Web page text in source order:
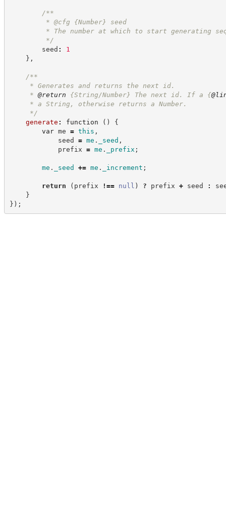
/**
* @cfg {Number}
seed
* The number at which to start generating
*/
seed :
1
} ,
/**
* Generates and returns the next id.
* @return {String/Number} The next id. If a {
* a String, otherwise returns a Number.
*/
generate : function ( )
{
var me = this ,
seed = me . _seed ,
prefix = me . _prefix ;
me . _seed += me . _increment ;
return ( prefix !== null ) ? prefix + seed :
}
} ) ;